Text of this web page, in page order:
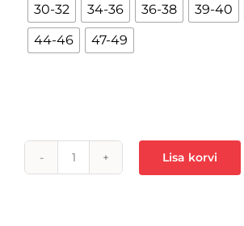
30-32 34-36 36-38 39-40
44-46
47-49
Lisa korvi